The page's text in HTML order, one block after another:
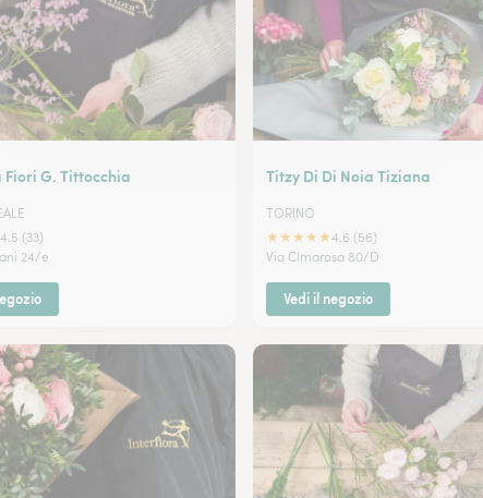
G. Tittocchia
4.5 (33)
24/e
Titzy Di Di Noia Tiziana
TORINO
★★★★★4.6 (56)
Via Cimarosa 80/D
Vedi il negozio